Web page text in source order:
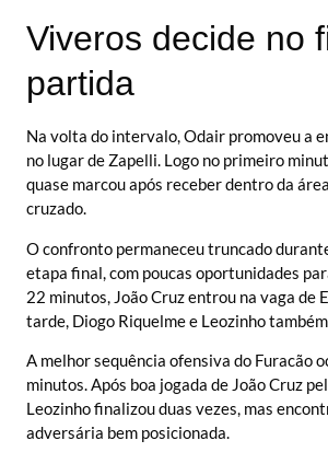
Viveros decide no
partida
Na volta do intervalo, Odair promoveu a
no lugar de Zapelli. Logo no primeiro
quase marcou após receber dentro da
cruzado.
O confronto permaneceu truncado
etapa final, com poucas oportunidades
22 minutos, João Cruz entrou na vaga de
tarde, Diogo Riquelme e Leozinho
A melhor sequência ofensiva do Furacão
minutos. Após boa jogada de João Cruz
Leozinho finalizou duas vezes, mas
adversária bem posicionada.